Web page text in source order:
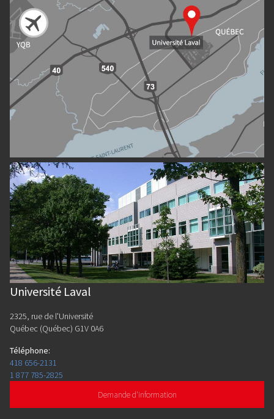
Université Laval
2325, rue de l'Université
Québec (Québec) G1V 0A6
Téléphone:
418 656-2131
1 877 785-2825
Demande d'information